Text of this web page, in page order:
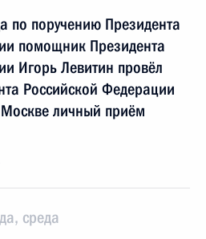
по поручению Президента
помощник Президента
Игорь Левитин провёл
Российской Федерации
личный приём
среда